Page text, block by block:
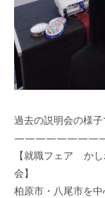
過去の説明会の様子
【就職フェア か
会】
柏原市・八尾市を